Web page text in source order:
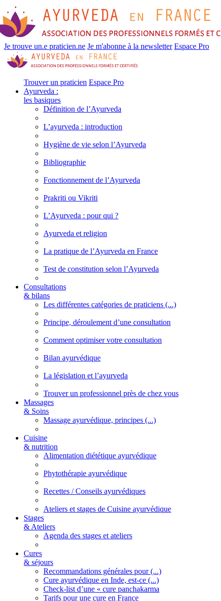
Je trouve un.e praticien.ne Je m'abonne à la newsletter Espace Pro
Trouver un praticien Espace Pro
Ayurveda :
les basiques
Définition de l’Ayurveda
L’ayurveda : introduction
Hygiène de vie selon l’Ayurveda
Bibliographie
Fonctionnement de l’Ayurveda
Prakriti ou Vikriti
L’Ayurveda : pour qui ?
Ayurveda et religion
La pratique de l’Ayurveda en France
Test de constitution selon l’Ayurveda
Consultations
& bilans
Les différentes catégories de praticiens (...)
Principe, déroulement d’une consultation
Comment optimiser votre consultation
Bilan ayurvédique
La législation et l’ayurveda
Trouver un professionnel près de chez vous
Massages
& Soins
Massage ayurvédique, principes (...)
Cuisine
& nutrition
Alimentation diététique ayurvédique
Phytothérapie ayurvédique
Recettes / Conseils ayurvédiques
Ateliers et stages de Cuisine ayurvédique
Stages
& Ateliers
Agenda des stages et ateliers
Cures
& séjours
Recommandations générales pour (...)
Cure ayurvédique en Inde, est-ce (...)
Check-list d’une « cure panchakarma
Tarifs pour une cure en France